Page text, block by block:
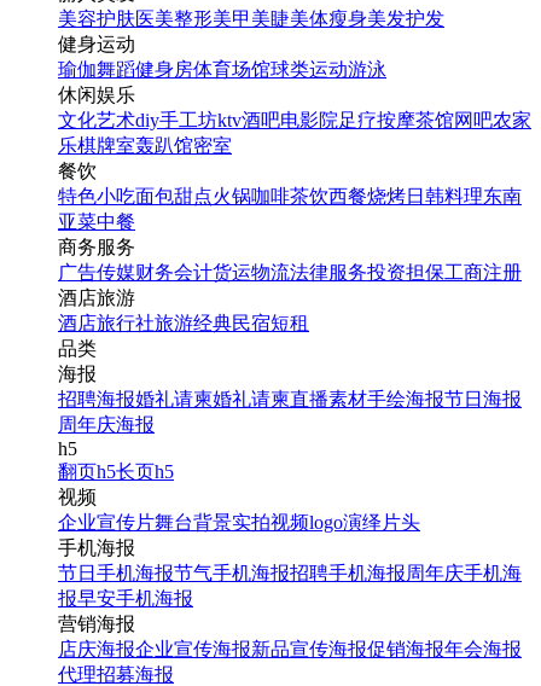
美容护肤医美整形美甲美睫美体瘦身美发护发
健身运动
瑜伽舞蹈健身房体育场馆球类运动游泳
休闲娱乐
文化艺术diy手工坊ktv酒吧电影院足疗按摩茶馆网吧农家
乐棋牌室轰趴馆密室
餐饮
特色小吃面包甜点火锅咖啡茶饮西餐烧烤日韩料理东南
亚菜中餐
商务服务
广告传媒财务会计货运物流法律服务投资担保工商注册
酒店旅游
酒店旅行社旅游经典民宿短租
品类
海报
招聘海报婚礼请柬婚礼请柬直播素材手绘海报节日海报
周年庆海报
h5
翻页h5长页h5
视频
企业宣传片舞台背景实拍视频logo演绎 片头
手机海报
节日手机海报节气手机海报招聘手机海报周年庆手机海
报早安手机海报
营销海报
店庆海报企业宣传海报新品宣传海报促销海报年会海报
代理招募海报